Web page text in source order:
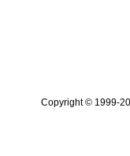
Copyright © 1999-